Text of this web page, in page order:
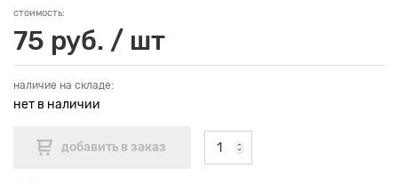
стоимость:
75 руб. / шт
наличие на складе:
нет в наличии